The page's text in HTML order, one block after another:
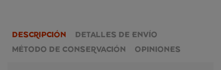
DESCRIPCIÓN
DETALLES DE ENVÍO
MÉTODO DE CONSERVACIÓN
OPINIONES